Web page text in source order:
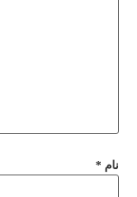
نام *